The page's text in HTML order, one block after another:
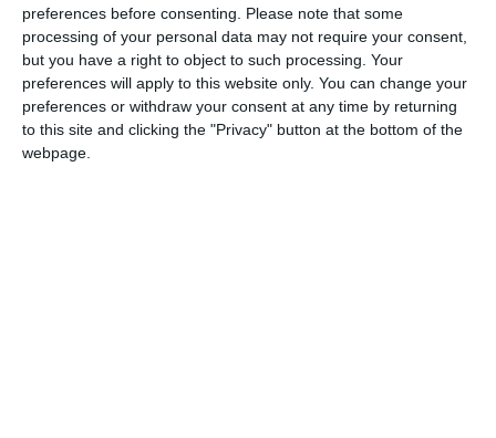
preferences before consenting.
Please note that some
processing of your personal data may not require your consent,
but you have a right to object to such processing. Your
preferences will apply to this website only. You can change your
preferences or withdraw your consent at any time by returning
to this site and clicking the "Privacy" button at the bottom of the
webpage.